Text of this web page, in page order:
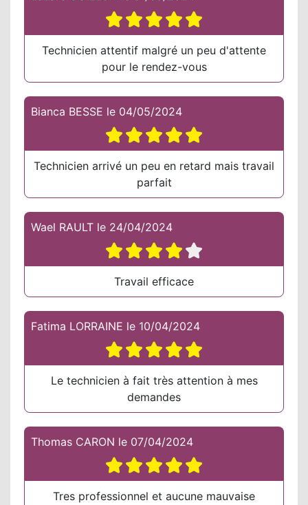
Technicien attentif malgré un peu d'attente
pour le rendez-vous
Bianca BESSE le 04/05/2024
Technicien arrivé un peu en retard mais travail
parfait
Wael RAULT le 24/04/2024
Travail efficace
Fatima LORRAINE le 10/04/2024
Le technicien à fait très attention à mes
demandes
Thomas CARON le 07/04/2024
Tres professionnel et aucune mauvaise